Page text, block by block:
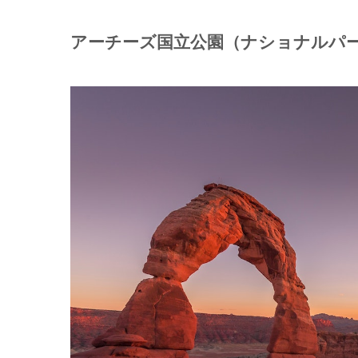
アーチーズ国立公園（ナショナルパ